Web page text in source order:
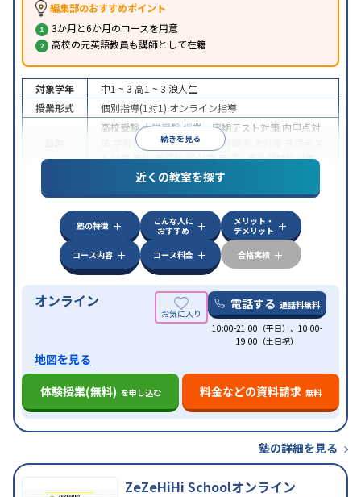
編集部のおすすめポイント
3か月と6か月のコースを用意
高校の元英語教員も講師として在籍
続きを見る
対象学年 中1 ~ 3 高1 ~ 3 浪人生
授業形式
個別指導(1対1) オンライン指導
高校受験大学受験授業・定期テスト対策 内申点対
学習習慣の定着国公立大対策
ト対策英検(英語検定)対策英語・英会話特化対策
特徴
中高一貫校生に対応授業の振替可能
学習にPC・タブレットを利用オンライン対応1
科目から受講可能
近くの教室を探す
塾の特徴
こんな人に
おすすめ
メリット・
デメリット
コース内容
コース料金 合格実績
オンライン 電話する 通話料無料
10:00-21:00（平日）、10:00-
19:00（土日祝）
地図を見る
体験授業(無料) を申し込む 料金などの資料請求 無料
塾の詳細を見る
ZeZeHiHi Schoolオンライン